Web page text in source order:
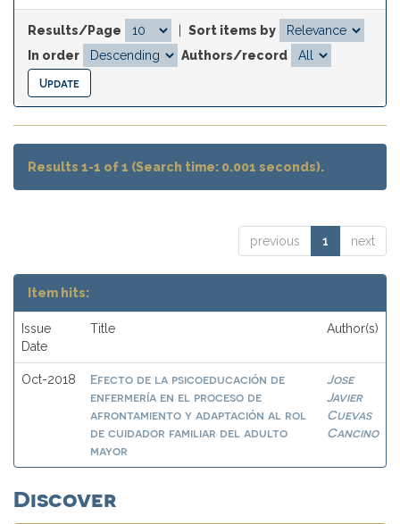
Results/Page
Sort items by
In order
Authors/record
Results 1-1 of 1 (Search time: 0.001 seconds).
previous 1 next
Item hits:
Issue
Date
Title Author(s)
Oct-2018
Efecto de la psicoeducación de
enfermería en el proceso de
afrontamiento y adaptación al rol
de cuidador familiar del adulto
mayor
Jose
Javier
Cuevas
Cancino
Discover